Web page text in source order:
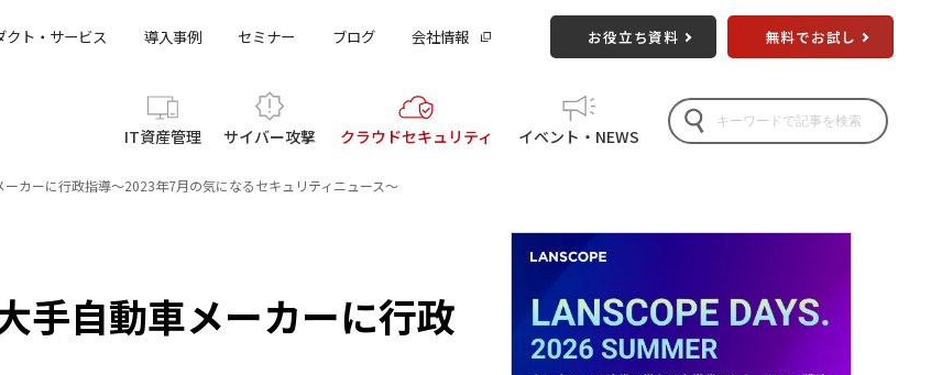
クト・サービス 導入事例 セミナー ブログ 会社情報 お役立ち資料 無料でお試し
IT資産管理 サイバー攻撃 クラウドセキュリティ イベント・NEWS
カーに行政指導～2023年7月の気になるセキュリティニュース～
手自動車メーカーに行政